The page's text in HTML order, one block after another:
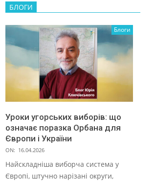
БЛОГИ
Блоги
Уроки угорських виборів: що
означає поразка Орбана для
Європи і України
ON: 16.04.2026
Найскладніша виборча система у
Європі, штучно нарізані округи,